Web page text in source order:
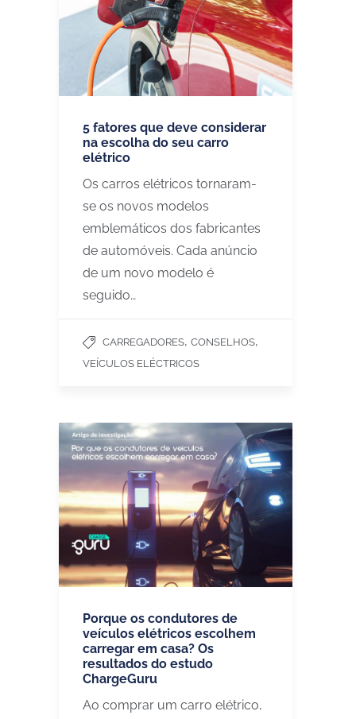
5 fatores que deve considerar
na escolha do seu carro
elétrico
Os carros elétricos tornaram-
se os novos modelos
emblemáticos dos fabricantes
de automóveis. Cada anúncio
de um novo modelo é
seguido…
CARREGADORES, CONSELHOS,
VEÍCULOS ELÉCTRICOS
Porque os condutores de
veículos elétricos escolhem
carregar em casa? Os
resultados do estudo
ChargeGuru
Ao comprar um carro elétrico,